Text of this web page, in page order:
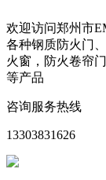
欢迎访问郑州市
各种钢质防火门
火窗，防火卷帘
等产品
咨询服务热线
13303831626